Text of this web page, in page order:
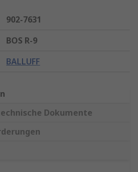
902-7631
BOS R-9
BALLUFF
Dokumente